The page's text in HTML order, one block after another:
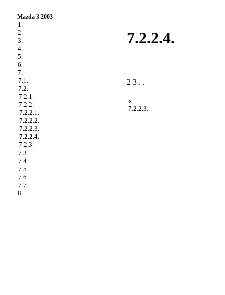
Mazda 3 2003
1.
2.
3.
4.
5.
6.
7.
7.1.
7.2.
7.2.1.
7.2.2.
7.2.2.1.
7.2.2.2.
7.2.2.3.
7.2.2.4.
7.2.3.
7.3.
7.4.
7.5.
7.6.
7.7.
8.
7.2.2.4.
2 3 . .
«
7.2.2.3.